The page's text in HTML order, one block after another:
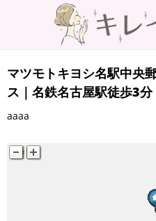
マツモトキヨシ名駅中央
ス｜名鉄名古屋駅徒歩3
aaaa